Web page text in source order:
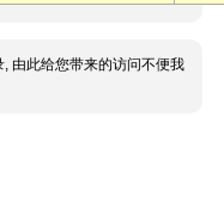
由此给您带来的访问不便我